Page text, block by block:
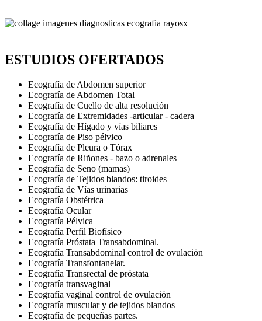
ESTUDIOS OFERTADOS
Ecografía de Abdomen superior
Ecografía de Abdomen Total
Ecografía de Cuello de alta resolución
Ecografía de Extremidades -articular - cadera
Ecografía de Hígado y vías biliares
Ecografía de Piso pélvico
Ecografía de Pleura o Tórax
Ecografía de Riñones - bazo o adrenales
Ecografía de Seno (mamas)
Ecografía de Tejidos blandos: tiroides
Ecografía de Vías urinarias
Ecografía Obstétrica
Ecografía Ocular
Ecografía Pélvica
Ecografía Perfil Biofísico
Ecografía Próstata Transabdominal.
Ecografía Transabdominal control de ovulación
Ecografía Transfontanelar.
Ecografía Transrectal de próstata
Ecografía transvaginal
Ecografía vaginal control de ovulación
Ecografía muscular y de tejidos blandos
Ecografía de pequeñas partes.